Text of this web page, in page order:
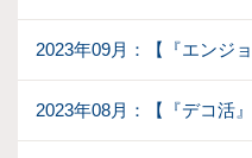
2023年09月：【『エンジ
2023年08月：【『デコ活』